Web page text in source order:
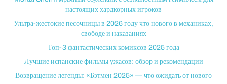
настоящих хардкорных игроков
Ультра-жестокие песочницы в 2026 году что нового в механиках,
свободе и наказаниях
Топ-3 фантастических комиксов 2025 года
Лучшие испанские фильмы ужасов: обзор и рекомендации
Возвращение легенды: «Бэтмен 2025» — что ожидать от нового